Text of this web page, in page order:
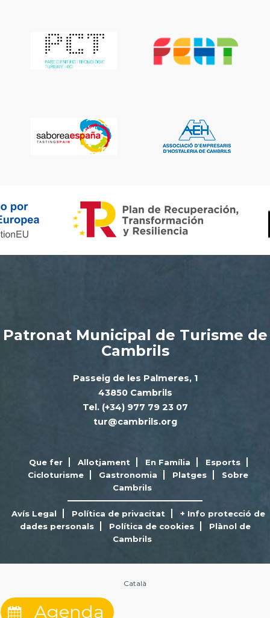
Patronat Municipal de Turisme de
Cambrils
Passeig de les Palmeres, 1
43850 Cambrils
Tel. (+34) 977 79 23 07
tur@cambrils.org
Que fer Allotjament En Família
Esports
Cicloturisme
Gastronomia Platges
Sobre
Cambrils
Avís Legal Política de privacitat
+ Info protecció de
dades personals
Política de cookies
Plànol de
Cambrils
Català